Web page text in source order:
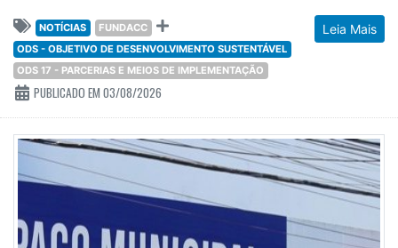
Leia Mais
NOTÍCIAS
FUNDACC
ODS - OBJETIVO DE DESENVOLVIMENTO SUSTENTÁVEL
ODS 17 - PARCERIAS E MEIOS DE IMPLEMENTAÇÃO
PUBLICADO EM 03/08/2026